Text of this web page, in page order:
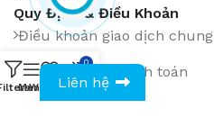
Quy Định & Điều Khoản
Điều khoản giao dịch chung
Phương thức thanh toán
MenuWishlist
Compare
0
Cart
Liên hệ
0943594386